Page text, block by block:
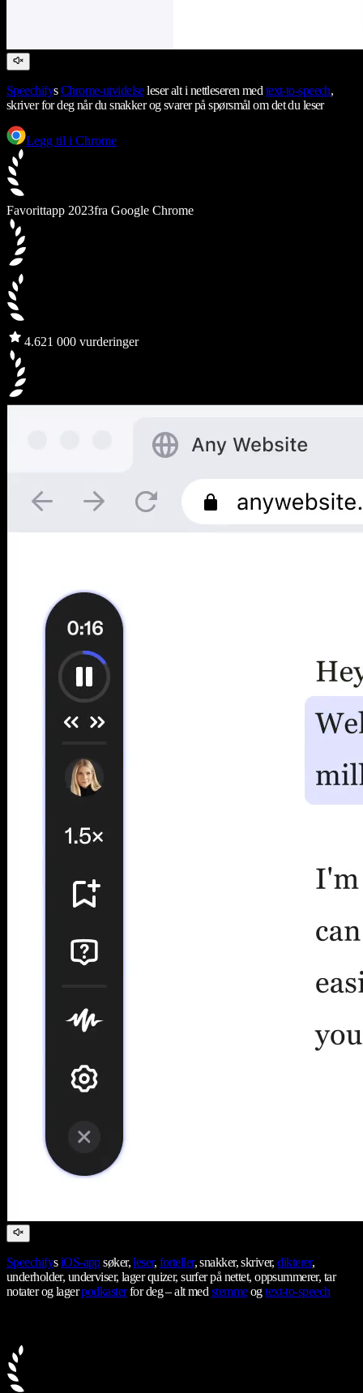
SpeechifysChrome-utvidelseleser alt i nettleseren med text-to-speech,
skriver for deg når du snakker og svarer på spørsmål om det du leser
Legg til i Chrome
Favorittapp 2023fra Google Chrome
4.621 000 vurderinger
SpeechifysiOS-appsøker,leser, forteller, snakker, skriver,dikterer,
underholder, underviser, lager quizer, surfer på nettet, oppsummerer, tar
notater og lagerpodkasterfor deg – alt medstemmeogtext-to-speech